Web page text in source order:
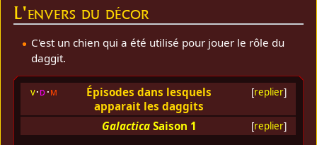
L'envers du décor
C'est un chien qui a été utilisé pour jouer le rôle du
daggit.
[replier]
v d m
Épisodes dans lesquels
apparait les daggits
[replier]
Galactica Saison 1